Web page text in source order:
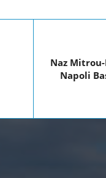
Naz
Napoli